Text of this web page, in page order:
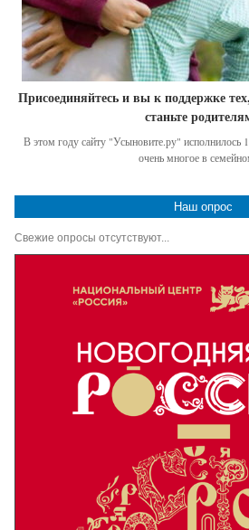
Присоединяйтесь и вы к поддержке
станьте
В этом году сайту "Усыновите.ру" исполнилось
очень многое в
Наш опрос
Свежие опросы отсутствуют...